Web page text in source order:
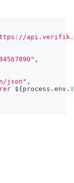
,
json" ,
${ process . env .